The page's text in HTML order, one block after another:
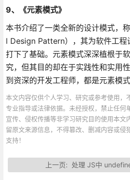
9、《元素模式》
本书介绍了一类全新的设计模式，
l Design Pattern），其为软件工程
打下了基础。元素模式深深植根于
究，但其目的却在于实践性和实用
到资深的开发工程师，都是元素模式
本文内容仅供个人学习、研究或参考使用，
专业指导或法律依据。未经授权，禁止任何
宣传、侵权传播等非学习研究目的使用本文
留原文来源信息，不得篡改、删减内容或侵
支持！
上一页: 处理 JS中